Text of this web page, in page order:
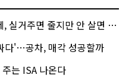
주면 줄지만 안 살면 2.5배
다'…공차, 매각 성공할까
는 ISA 나온다